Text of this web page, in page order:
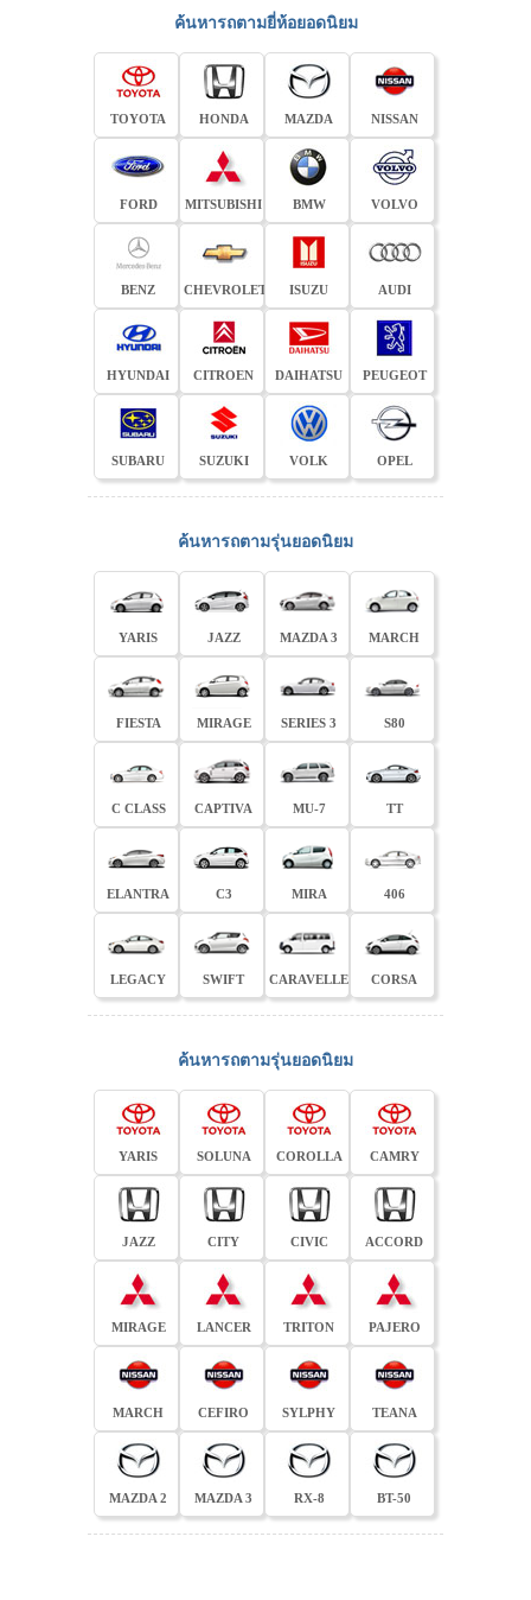
ค้นหารถตามยี่ห้อยอดนิยม
TOYOTA HONDA MAZDA NISSAN
FORD MITSUBISHI BMW VOLVO
BENZ CHEVROLET ISUZU AUDI
HYUNDAI CITROEN DAIHATSU PEUGEOT
SUBARU SUZUKI VOLK OPEL
ค้นหารถตามรุ่นยอดนิยม
YARIS JAZZ MAZDA 3 MARCH
FIESTA MIRAGE SERIES 3 S80
C CLASS CAPTIVA MU-7 TT
ELANTRA C3 MIRA 406
LEGACY SWIFT CARAVELLE CORSA
ค้นหารถตามรุ่นยอดนิยม
YARIS SOLUNA COROLLA CAMRY
JAZZ CITY CIVIC ACCORD
MIRAGE LANCER TRITON PAJERO
MARCH CEFIRO SYLPHY TEANA
MAZDA 2 MAZDA 3 RX-8 BT-50